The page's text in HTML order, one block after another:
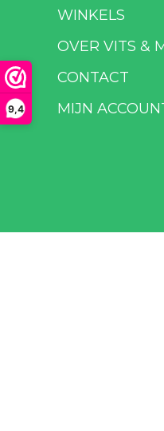
9,4
WINKELS
OVER VITS &
CONTACT
MIJN